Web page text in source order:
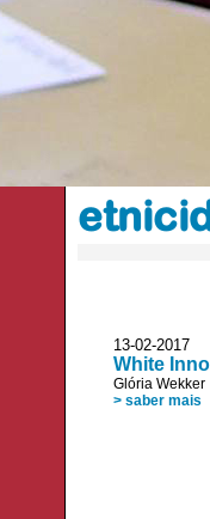
13-02-
White
Glória Wekker
> saber mais